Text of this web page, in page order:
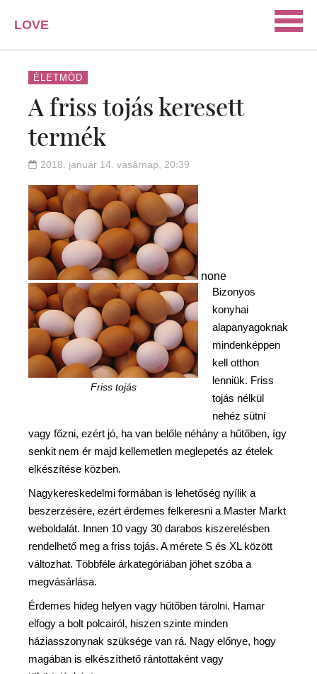
LOVE
PORTAL
SZERELEM
ISMERKEDÉS
PÁRKAPCSOLAT
HÁZASSÁG
KAPCSOLAT
ÉLETMÓD
A friss tojás keresett
termék
2018. január 14. vasárnap, 20:39
none
Friss tojás
Bizonyos
konyhai
alapanyagoknak
mindenképpen
kell otthon
lenniük. Friss
tojás nélkül
nehéz sütni
vagy főzni, ezért jó, ha van belőle néhány a hűtőben, így
senkit nem ér majd kellemetlen meglepetés az ételek
elkészítése közben.
Nagykereskedelmi formában is lehetőség nyílik a
beszerzésére, ezért érdemes felkeresni a Master Markt
weboldalát. Innen 10 vagy 30 darabos kiszerelésben
rendelhető meg a friss tojás. A mérete S és XL között
változhat. Többféle árkategóriában jöhet szóba a
megvásárlása.
Érdemes hideg helyen vagy hűtőben tárolni. Hamar
elfogy a bolt polcairól, hiszen szinte minden
háziasszonynak szüksége van rá. Nagy előnye, hogy
magában is elkészíthető rántottaként vagy